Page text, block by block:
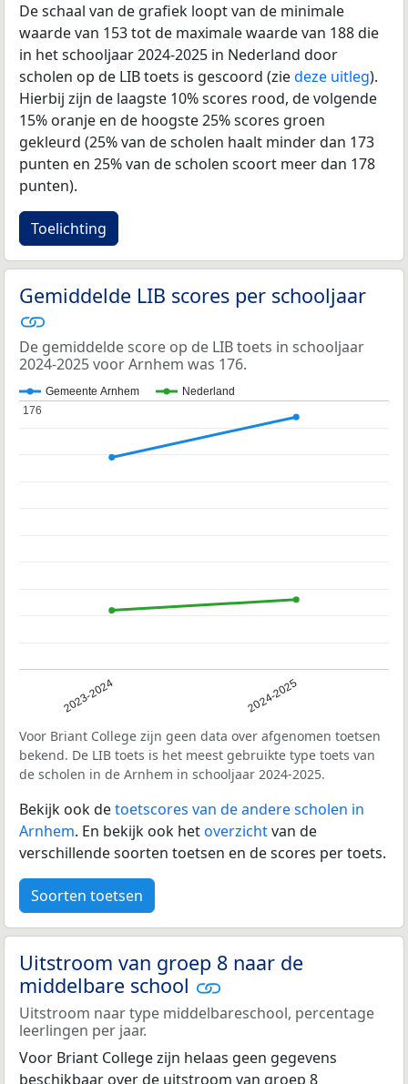
De schaal van de grafiek loopt van de minimale
waarde van 153 tot de maximale waarde van 188 die
in het schooljaar 2024-2025 in Nederland door
scholen op de LIB toets is gescoord (ziedeze uitleg).
Hierbij zijn de laagste 10% scores rood, de volgende
15% oranje en de hoogste 25% scores groen
gekleurd (25% van de scholen haalt minder dan 173
punten en 25% van de scholen scoort meer dan 178
punten).
Toelichting
Gemiddelde LIB scores per schooljaar
De gemiddelde score op de LIB toets in schooljaar
2024-2025 voor Arnhem was 176.
Gemeente Arnhem Nederland
2023-2024 2024-2025
176
176
Voor Briant College zijn geen data over afgenomen toetsen
bekend. De LIB toets is het meest gebruikte type toets van
de scholen in de Arnhem in schooljaar 2024-2025.
Bekijk ook detoetscores van de andere scholen in
Arnhem. En bekijk ook hetoverzichtvan de
verschillende soorten toetsen en de scores per toets.
Soorten toetsen
Uitstroom van groep 8 naar de
middelbare school
Uitstroom naar type middelbareschool, percentage
leerlingen per jaar.
Voor Briant College zijn helaas geen gegevens
beschikbaar over de uitstroom van groep 8